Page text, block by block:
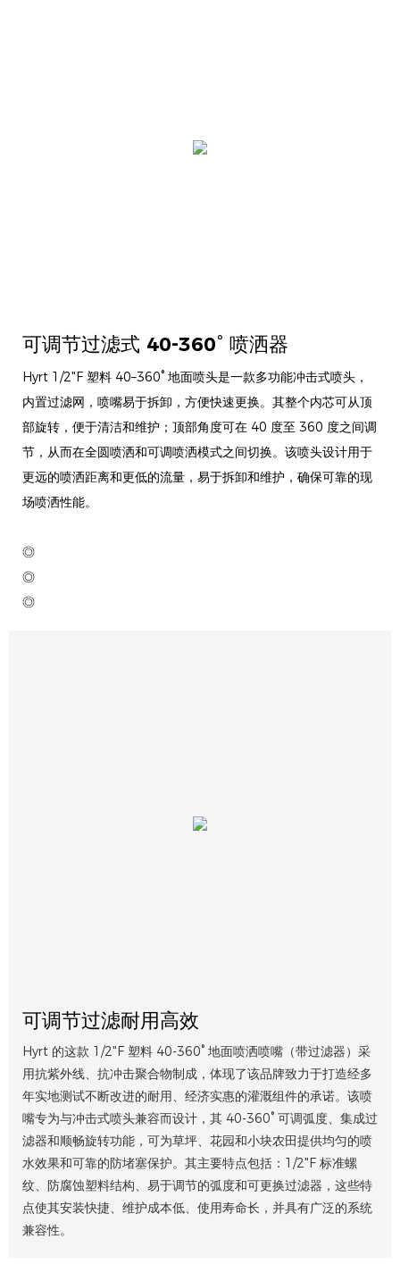
可调节过滤式 40-360° 喷洒器
Hyrt 1/2"F 塑料 40–360° 地面喷头是一款多功能冲击式喷头，
内置过滤网，喷嘴易于拆卸，方便快速更换。其整个内芯可从顶
部旋转，便于清洁和维护；顶部角度可在 40 度至 360 度之间调
节，从而在全圆喷洒和可调喷洒模式之间切换。该喷头设计用于
更远的喷洒距离和更低的流量，易于拆卸和维护，确保可靠的现
场喷洒性能。
◎
◎
◎
可调节过滤耐用高效
Hyrt 的这款 1/2"F 塑料 40-360° 地面喷洒喷嘴（带过滤器）采
用抗紫外线、抗冲击聚合物制成，体现了该品牌致力于打造经多
年实地测试不断改进的耐用、经济实惠的灌溉组件的承诺。该喷
嘴专为与冲击式喷头兼容而设计，其 40-360° 可调弧度、集成过
滤器和顺畅旋转功能，可为草坪、花园和小块农田提供均匀的喷
水效果和可靠的防堵塞保护。其主要特点包括：1/2"F 标准螺
纹、防腐蚀塑料结构、易于调节的弧度和可更换过滤器，这些特
点使其安装快捷、维护成本低、使用寿命长，并具有广泛的系统
兼容性。